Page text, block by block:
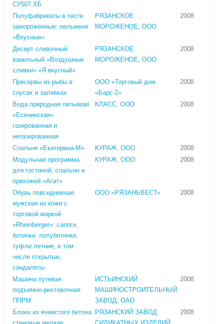
СУ507.ХБ
Полуфабрикаты в тесте
замороженные: пельмени
«Вкусные»
РЯЗАНСКОЕ
МОРОЖЕНОЕ, ООО
2008
Десерт сливочный
ванильный «Воздушные
сливки» «Я вкусный»
РЯЗАНСКОЕ
МОРОЖЕНОЕ, ООО
2008
Пресервы из рыбы в
соусах и заливках
ООО «Торговый дом
«Барс-2»
2008
Вода природная питьевая
«Есенинская»
газированная и
негазированная
КЛАСС, ООО 2008
Спальня «Екатерина-М» КУРАЖ, ООО
2008
Модульная программа
для гостиной, спальни и
прихожей «Агат»
КУРАЖ, ООО 2008
Обувь повседневная
мужская из кожи с
торговой маркой
«Rheinberger»: сапоги,
ботинки, полуботинки,
туфли летние, в том
числе открытые,
сандалеты
ООО «РЯЗАНЬВЕСТ» 2008
Машина путевая
подъемно-рихтовочная
ППРМ
ИСТЬИНСКИЙ
МАШИНОСТРОИТЕЛЬНЫЙ
ЗАВОД, ОАО
2008
Блоки из ячеистого бетона РЯЗАНСКИЙ ЗАВОД
2008